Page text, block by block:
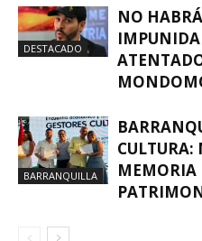
DESTACADO
NO
BARRANQUILLA
CULTURA:
MEMORIA